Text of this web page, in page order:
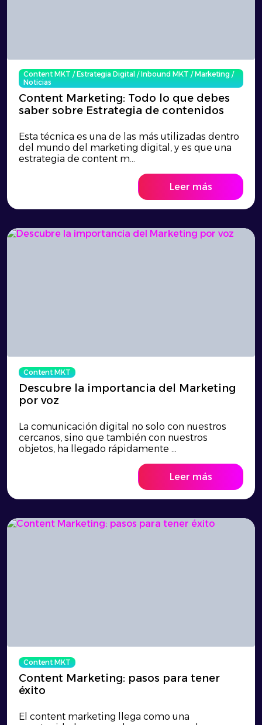
Content MKT/Estrategia Digital /Inbound MKT/Marketing/
Noticias
Content Marketing: Todo lo que debes
saber sobre Estrategia de contenidos
Esta técnica es una de las más utilizadas dentro
del mundo del marketing digital, y es que una
estrategia de content m...
Leer más
Content MKT
Descubre la importancia del Marketing
por voz
La comunicación digital no solo con nuestros
cercanos, sino que también con nuestros
objetos, ha llegado rápidamente ...
Leer más
Content MKT
Content Marketing: pasos para tener
éxito
El content marketing llega como una